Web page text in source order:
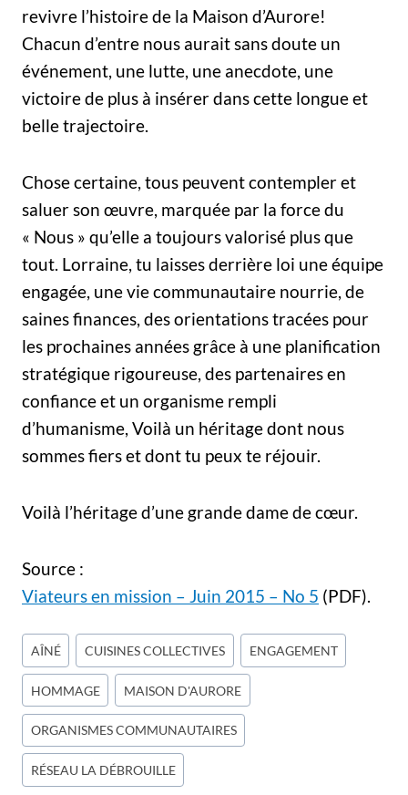
revivre l’histoire de la Maison d’Aurore!
Chacun d’entre nous aurait sans doute un
événement, une lutte, une anecdote, une
victoire de plus à insérer dans cette longue et
belle trajectoire.
Chose certaine, tous peuvent contempler et
saluer son œuvre, marquée par la force du
« Nous » qu’elle a toujours valorisé plus que
tout. Lorraine, tu laisses derrière loi une équipe
engagée, une vie communautaire nourrie, de
saines finances, des orientations tracées pour
les prochaines années grâce à une planification
stratégique rigoureuse, des partenaires en
confiance et un organisme rempli
d’humanisme, Voilà un héritage dont nous
sommes fiers et dont tu peux te réjouir.
Voilà l’héritage d’une grande dame de cœur.
Source :
Viateurs en mission – Juin 2015 – No 5 (PDF).
Étiquettes
de
la
publication :
AÎNÉ CUISINES COLLECTIVES ENGAGEMENT
HOMMAGE MAISON D'AURORE
ORGANISMES COMMUNAUTAIRES
RÉSEAU LA DÉBROUILLE